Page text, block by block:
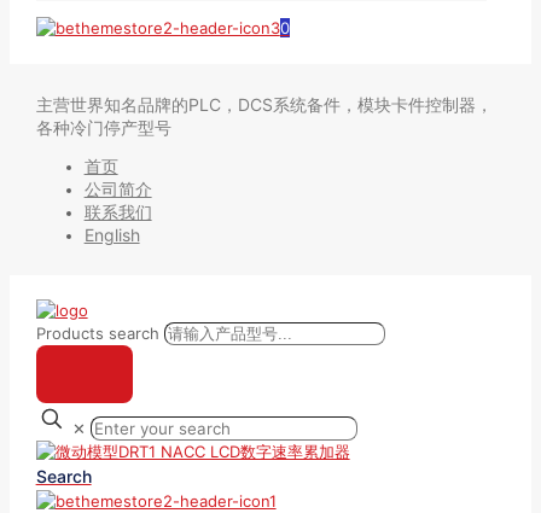
0
主营世界知名品牌的PLC，DCS系统备件，模块卡件控制器，
各种冷门停产型号
首页
公司简介
联系我们
English
Products search
✕
Search